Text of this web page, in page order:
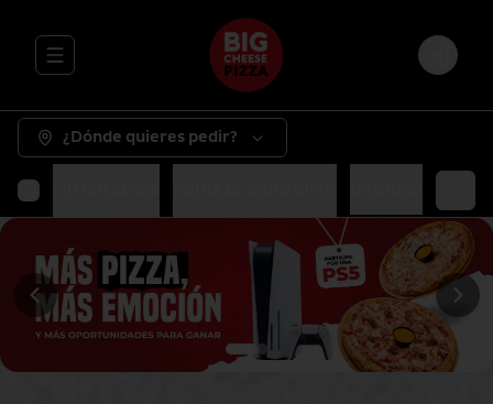
Abrir menu de navegación Login
¿Dónde quieres pedir?
Tus Infaltables